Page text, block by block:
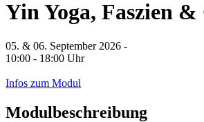
Yin Yoga, Faszien
05. & 06. September 2026 -
10:00 - 18:00 Uhr
Infos zum Modul
Modulbeschreibung